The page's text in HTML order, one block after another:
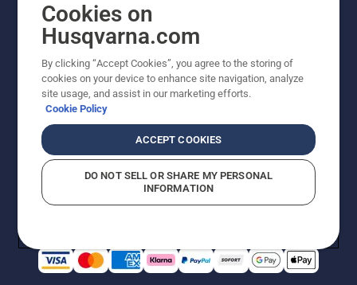
© Husqvarna AB (publ). Alle Rechte vorbehalten.
Preisänderungen, Irrtümer, Text- und Satzfehler sind
vorbehalten. Bei den Preisangaben handelt es sich um
unverbindliche Preisempfehlungen in Euro inkl. der
unverbindliche Preisempfehlungen (inkl. MwSt), es sei
denn sie sind für den direkten Kauf verfügbar.
Cookie-RichtlinieNutzungsbedingungenAGBs
ImpressumVermutete Verstöße melden
Cookies on
Husqvarna.com
By clicking “Accept Cookies”, you agree to the storing of
cookies on your device to enhance site navigation, analyze
site usage, and assist in our marketing efforts.
Cookie Policy
ACCEPT COOKIES
DO NOT SELL OR SHARE MY PERSONAL
INFORMATION